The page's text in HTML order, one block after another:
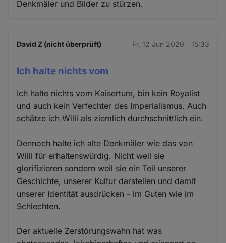
Denkmäler und Bilder zu stürzen.
David Z (nicht überprüft) Fr. 12 Jun 2020 - 15:33
Ich halte nichts vom
Ich halte nichts vom Kaisertum, bin kein Royalist
und auch kein Verfechter des Imperialismus. Auch
schätze ich Willi als ziemlich durchschnittlich ein.
Dennoch halte ich alte Denkmäler wie das von
Willi für erhaltenswürdig. Nicht weil sie
glorifizieren sondern weil sie ein Teil unserer
Geschichte, unserer Kultur darstellen und damit
unserer Identität ausdrücken - im Guten wie im
Schlechten.
Der aktuelle Zerstörungswahn hat was